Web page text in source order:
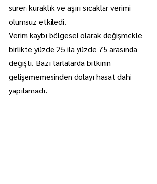
süren kuraklık ve aşırı sıcaklar verimi
olumsuz etkiledi.
Verim kaybı bölgesel olarak değişmekle
birlikte yüzde 25 ila yüzde 75 arasında
değişti. Bazı tarlalarda bitkinin
gelişememesinden dolayı hasat dahi
yapılamadı.